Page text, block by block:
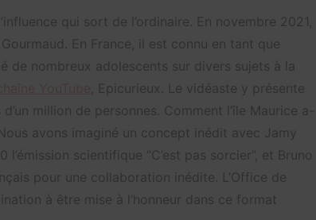
qui sort de l’ordinaire. En novembre 2021,
En France, il est connu en tant que
nombreux adolescents sur divers sujets à la
, Epicurieux. Le vidéaste y présente
million de personnes. Comment l’île Maurice a-
avons imaginé un concept inédit avec Jamy
scientifique “C’est pas sorcier”, et Bruno
pour une collaboration inédite. L’Office de
à être mise à l’honneur dans ce format